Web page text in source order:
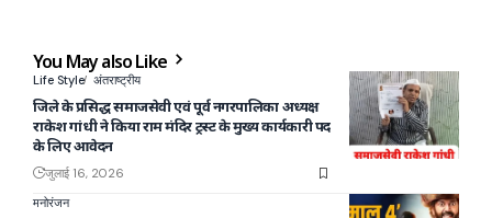
You May also Like
Life Style अंतराष्ट्रीय
जिले के प्रसिद्ध समाजसेवी एवं पूर्व नगरपालिका अध्यक्ष
राकेश गांधी ने किया राम मंदिर ट्रस्ट के मुख्य कार्यकारी पद
के लिए आवेदन
जुलाई 16, 2026
मनोरंजन